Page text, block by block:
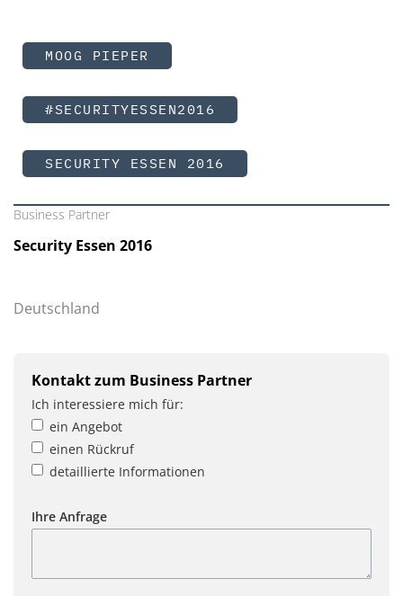
MOOG PIEPER
#SECURITYESSEN2016
SECURITY ESSEN 2016
Business Partner
Security Essen 2016
Deutschland
Kontakt zum Business Partner
Ich interessiere mich für:
ein Angebot
einen Rückruf
detaillierte Informationen
Ihre Anfrage